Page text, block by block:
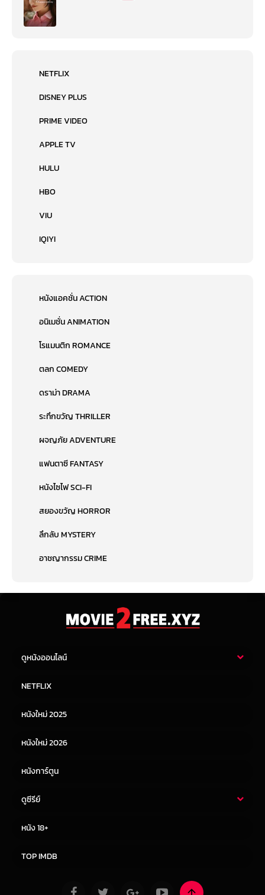
NETFLIX
DISNEY PLUS
PRIME VIDEO
APPLE TV
HULU
HBO
VIU
IQIYI
หนังแอคชั่น ACTION
อนิเมชั่น ANIMATION
โรแมนติก ROMANCE
ตลก COMEDY
ดราม่า DRAMA
ระทึกขวัญ THRILLER
ผจญภัย ADVENTURE
แฟนตาซี FANTASY
หนังไซไฟ SCI-FI
สยองขวัญ HORROR
ลึกลับ MYSTERY
อาชญากรรม CRIME
ดูหนังออนไลน์
หนังจีน
NETFLIX
หนังใหม่ 2025
หนังใหม่ 2026
หนังการ์ตูน
ดูซีรีย์
หนัง 18+
TOP IMDB